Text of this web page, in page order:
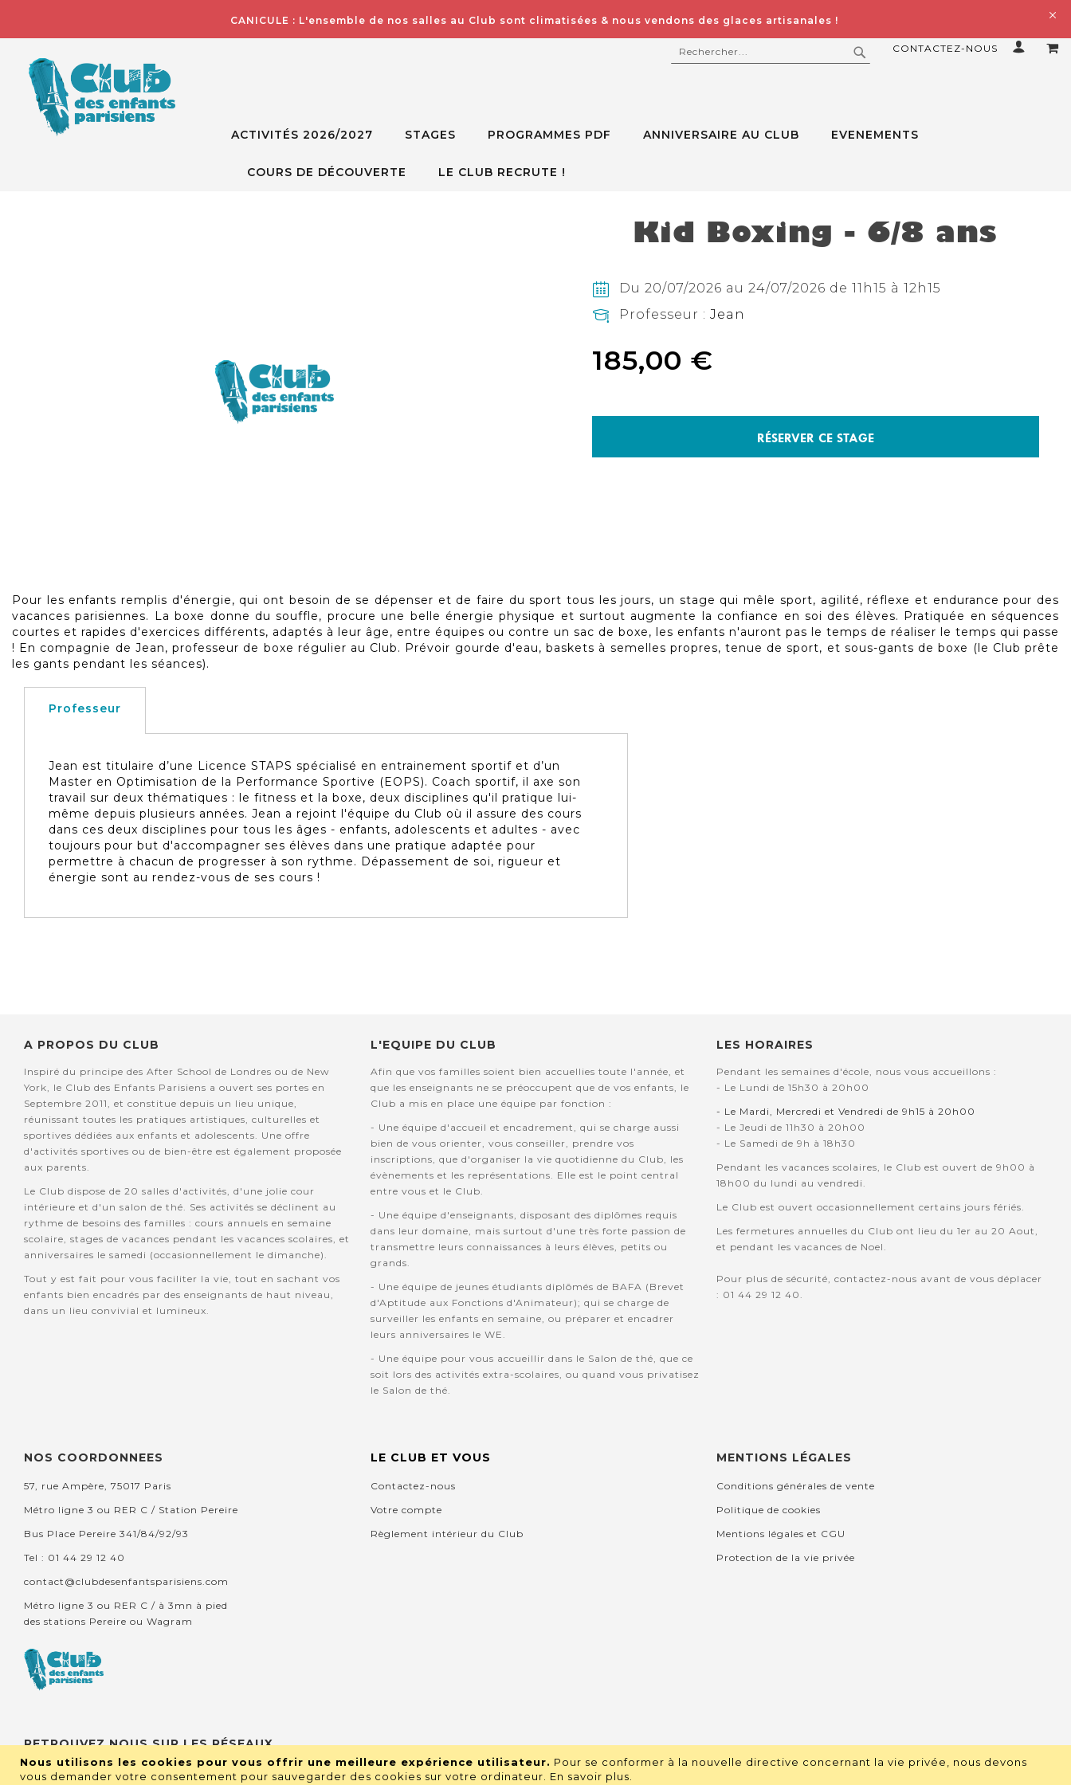
Nous utilisons les cookies pour vous offrir une meilleure expérience utilisateur. Pour se conformer à la nouvelle directive concernant la vie privée, nous devons
vous demander votre consentement pour sauvegarder des cookies sur votre ordinateur. En savoir plus
CANICULE : L'ensemble de nos salles au Club sont climatisées & nous vendons des glaces artisanales !
CONTACTEZ-NOUS
RECHERCHER
ACTIVITÉS 2026/2027 STAGES PROGRAMMES PDF ANNIVERSAIRE AU CLUB EVENEMENTS
COURS DE DÉCOUVERTE LE CLUB RECRUTE !
the
beginning
of
the
images
gallery
Kid Boxing - 6/8 ans
Du 20/07/2026 au 24/07/2026 de 11h15 à 12h15
Professeur : Jean
185,00 €
RÉSERVER CE STAGE
Pour les enfants remplis d'énergie, qui ont besoin de se dépenser et de faire du sport tous les jours, un stage qui mêle sport, agilité, réflexe et endurance pour des
vacances parisiennes. La boxe donne du souffle, procure une belle énergie physique et surtout augmente la confiance en soi des élèves. Pratiquée en séquences
courtes et rapides d'exercices différents, adaptés à leur âge, entre équipes ou contre un sac de boxe, les enfants n'auront pas le temps de réaliser le temps qui passe
! En compagnie de Jean, professeur de boxe régulier au Club. Prévoir gourde d'eau, baskets à semelles propres, tenue de sport, et sous-gants de boxe (le Club prête
les gants pendant les séances).
Professeur
Jean est titulaire d’une Licence STAPS spécialisé en entrainement sportif et d’un
Master en Optimisation de la Performance Sportive (EOPS). Coach sportif, il axe son
travail sur deux thématiques : le fitness et la boxe, deux disciplines qu'il pratique lui-
même depuis plusieurs années. Jean a rejoint l'équipe du Club où il assure des cours
dans ces deux disciplines pour tous les âges - enfants, adolescents et adultes - avec
toujours pour but d'accompagner ses élèves dans une pratique adaptée pour
permettre à chacun de progresser à son rythme. Dépassement de soi, rigueur et
énergie sont au rendez-vous de ses cours !
A PROPOS DU CLUB
Inspiré du principe des After School de Londres ou de New
York, le Club des Enfants Parisiens a ouvert ses portes en
Septembre 2011, et constitue depuis un lieu unique,
réunissant toutes les pratiques artistiques, culturelles et
sportives dédiées aux enfants et adolescents. Une offre
d'activités sportives ou de bien-être est également proposée
aux parents.
Le Club dispose de 20 salles d'activités, d'une jolie cour
intérieure et d'un salon de thé. Ses activités se déclinent au
rythme de besoins des familles : cours annuels en semaine
scolaire, stages de vacances pendant les vacances scolaires, et
anniversaires le samedi (occasionnellement le dimanche).
Tout y est fait pour vous faciliter la vie, tout en sachant vos
enfants bien encadrés par des enseignants de haut niveau,
dans un lieu convivial et lumineux.
L'EQUIPE DU CLUB
Afin que vos familles soient bien accuellies toute l'année, et
que les enseignants ne se préoccupent que de vos enfants, le
Club a mis en place une équipe par fonction :
- Une équipe d'accueil et encadrement, qui se charge aussi
bien de vous orienter, vous conseiller, prendre vos
inscriptions, que d'organiser la vie quotidienne du Club, les
évènements et les représentations. Elle est le point central
entre vous et le Club.
- Une équipe d'enseignants, disposant des diplômes requis
dans leur domaine, mais surtout d'une très forte passion de
transmettre leurs connaissances à leurs élèves, petits ou
grands.
- Une équipe de jeunes étudiants diplômés de BAFA (Brevet
d'Aptitude aux Fonctions d'Animateur); qui se charge de
surveiller les enfants en semaine, ou préparer et encadrer
leurs anniversaires le WE.
- Une équipe pour vous accueillir dans le Salon de thé, que ce
soit lors des activités extra-scolaires, ou quand vous privatisez
le Salon de thé.
LES HORAIRES
Pendant les semaines d'école, nous vous accueillons :
- Le Lundi de 15h30 à 20h00
- Le Mardi, Mercredi et Vendredi de 9h15 à 20h00
- Le Jeudi de 11h30 à 20h00
- Le Samedi de 9h à 18h30
Pendant les vacances scolaires, le Club est ouvert de 9h00 à
18h00 du lundi au vendredi.
Le Club est ouvert occasionnellement certains jours fériés.
Les fermetures annuelles du Club ont lieu du 1er au 20 Aout,
et pendant les vacances de Noel.
Pour plus de sécurité, contactez-nous avant de vous déplacer
: 01 44 29 12 40.
NOS COORDONNEES
57, rue Ampère, 75017 Paris
Métro ligne 3 ou RER C / Station Pereire
Bus Place Pereire 341/84/92/93
Tel : 01 44 29 12 40
contact@clubdesenfantsparisiens.com
Métro ligne 3 ou RER C / à 3mn à pied
des stations Pereire ou Wagram
LE CLUB ET VOUS
Contactez-nous
Votre compte
Règlement intérieur du Club
MENTIONS LÉGALES
Conditions générales de vente
Politique de cookies
Mentions légales et CGU
Protection de la vie privée
RETROUVEZ NOUS SUR LES RÉSEAUX